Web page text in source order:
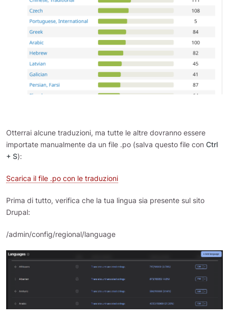
Otterrai alcune traduzioni, ma tutte le altre dovranno essere
importate manualmente da un file .po (salva questo file con Ctrl
+ S):
Scarica il file .po con le traduzioni
Prima di tutto, verifica che la tua lingua sia presente sul sito
Drupal:
/admin/config/regional/language